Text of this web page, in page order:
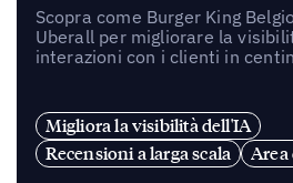
Scopra come Burger King
Uberall per migliorare la
interazioni con i clienti in
Migliora la visibilità dell'IA
Recensioni a larga scala
Area